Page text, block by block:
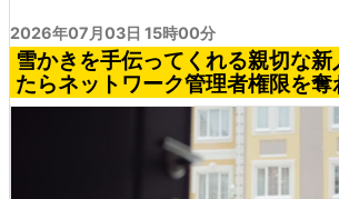
2026年07月03日 15時00分
雪かきを手伝ってくれる親切な
たらネットワーク管理者権限を奪